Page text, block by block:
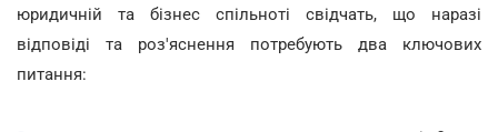
юридичній та бізнес спільноті свідчать, що наразі
відповіді та роз'яснення потребують два ключових
питання: